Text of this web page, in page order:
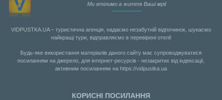
Ми втілимо в життя Ваші мрії
VIDPUSTKA.UA – туристична агенція, надаємо незабутній відпочинок, шукаємо
найкращі тури, відправляємо в перевірені отелі!
Будь-яке використання матеріалів даного сайту має супроводжуватися
посиланням на джерело, для інтернет-ресурсів - незакритих від індексації,
активним посиланням на https://vidpustka.ua
КОРИСНІ ПОСИЛАННЯ